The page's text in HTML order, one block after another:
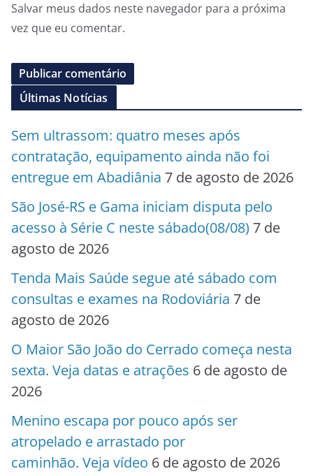
Salvar meus dados neste navegador para a próxima
vez que eu comentar.
Últimas Notícias
Sem ultrassom: quatro meses após
contratação, equipamento ainda não foi
entregue em Abadiânia 7 de agosto de 2026
São José-RS e Gama iniciam disputa pelo
acesso à Série C neste sábado(08/08) 7 de
agosto de 2026
Tenda Mais Saúde segue até sábado com
consultas e exames na Rodoviária 7 de
agosto de 2026
O Maior São João do Cerrado começa nesta
sexta. Veja datas e atrações 6 de agosto de
2026
Menino escapa por pouco após ser
atropelado e arrastado por
caminhão. Veja vídeo 6 de agosto de 2026